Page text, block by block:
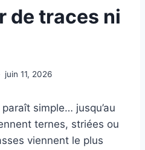
de traces ni
juin 11, 2026
simple… jusqu’au
ternes, striées ou
viennent le plus